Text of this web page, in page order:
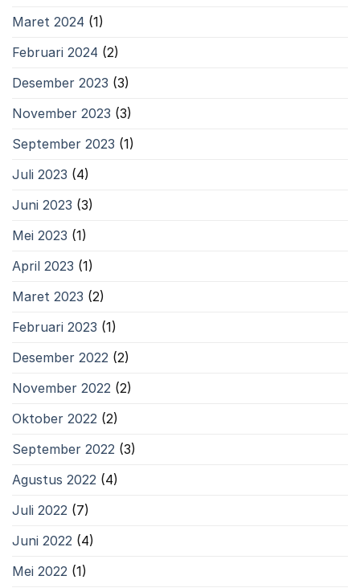
Maret 2024 (1)
Februari 2024 (2)
Desember 2023 (3)
November 2023 (3)
September 2023 (1)
Juli 2023 (4)
Juni 2023 (3)
Mei 2023 (1)
April 2023 (1)
Maret 2023 (2)
Februari 2023 (1)
Desember 2022 (2)
November 2022 (2)
Oktober 2022 (2)
September 2022 (3)
Agustus 2022 (4)
Juli 2022 (7)
Juni 2022 (4)
Mei 2022 (1)